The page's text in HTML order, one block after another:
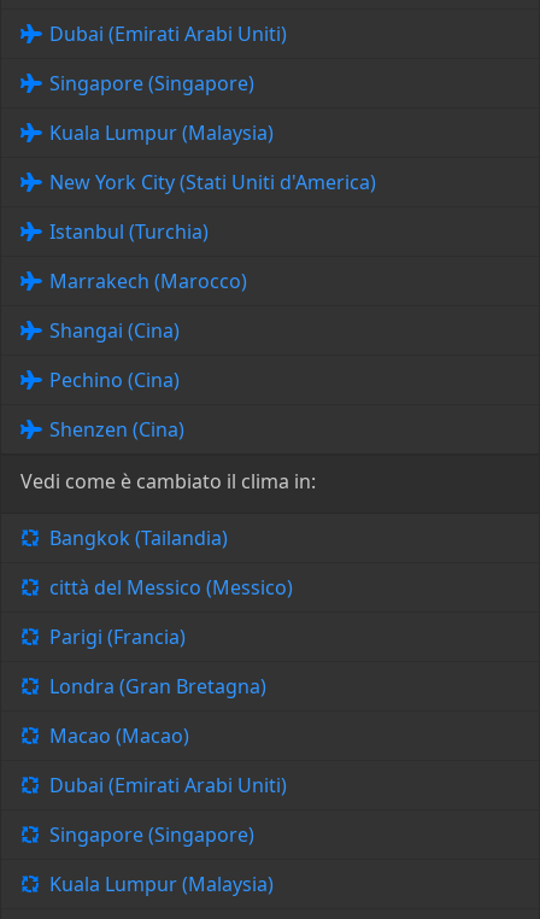
Dubai (Emirati Arabi Uniti)
Singapore (Singapore)
Kuala Lumpur (Malaysia)
New York City (Stati Uniti d'America)
Istanbul (Turchia)
Marrakech (Marocco)
Shangai (Cina)
Pechino (Cina)
Shenzen (Cina)
Vedi come è cambiato il clima in:
Bangkok (Tailandia)
città del Messico (Messico)
Parigi (Francia)
Londra (Gran Bretagna)
Macao (Macao)
Dubai (Emirati Arabi Uniti)
Singapore (Singapore)
Kuala Lumpur (Malaysia)